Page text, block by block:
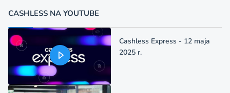
CASHLESS NA YOUTUBE
Cashless Express - 12 maja
2025 r.